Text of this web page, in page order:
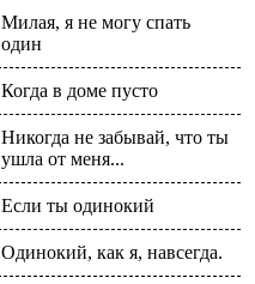
Милая, я не могу спать
один
Когда в доме пусто
Никогда не забывай, что ты
ушла от меня...
Если ты одинокий
Одинокий, как я, навсегда.